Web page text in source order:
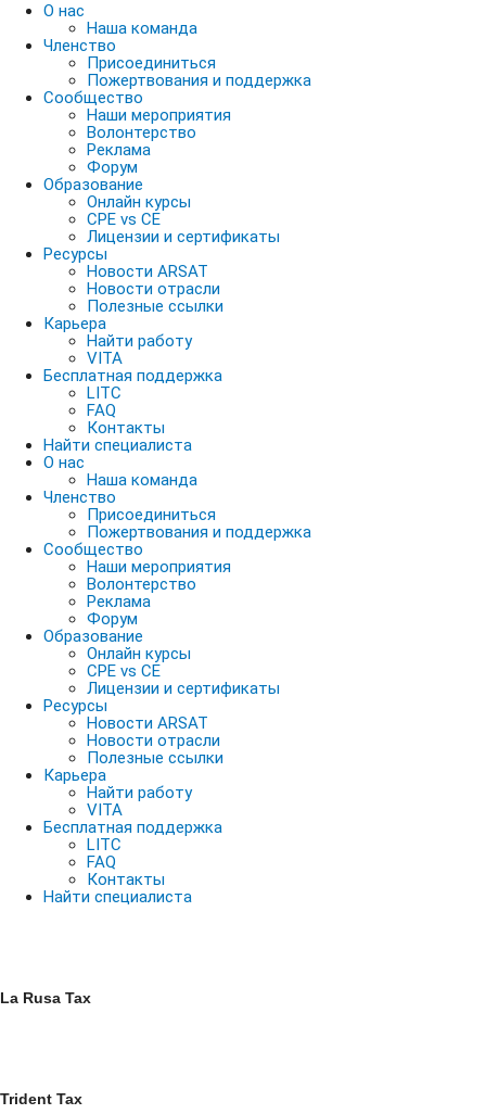
О нас
Наша команда
Членство
Присоединиться
Пожертвования и поддержка
Сообщество
Наши мероприятия
Волонтерство
Реклама
Форум
Образование
Онлайн курсы
CPE vs CE
Лицензии и сертификаты
Ресурсы
Новости ARSAT
Новости отрасли
Полезные ссылки
Карьера
Найти работу
VITA
Бесплатная поддержка
LITC
FAQ
Контакты
Найти специалиста
О нас
Наша команда
Членство
Присоединиться
Пожертвования и поддержка
Сообщество
Наши мероприятия
Волонтерство
Реклама
Форум
Образование
Онлайн курсы
CPE vs CE
Лицензии и сертификаты
Ресурсы
Новости ARSAT
Новости отрасли
Полезные ссылки
Карьера
Найти работу
VITA
Бесплатная поддержка
LITC
FAQ
Контакты
Найти специалиста
La Rusa Tax
Trident Tax